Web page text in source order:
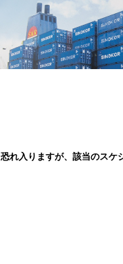
恐れ入りますが、該当のスケ